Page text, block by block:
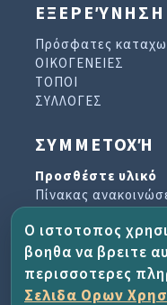
ΕΞΕΡΕΎΝΗΣΗ
Πρόσφατες
ΟΙΚΟΓΕΝΕΙΕΣ
ΤΟΠΟΙ
ΣΥΛΛΟΓΕΣ
ΣΥΜΜΕΤΟΧΉ
Προσθέστε υλικό
Πίνακας
Αρχείο
ΈΡΓΟ ΚΑΙ
Ο ιστοτοπος
βοηθα να βρειτε
περισσοτερες
Σελιδα Ορων